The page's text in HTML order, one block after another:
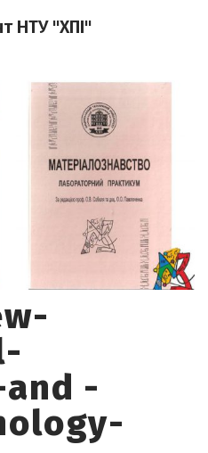
НТУ "ХПІ"
-